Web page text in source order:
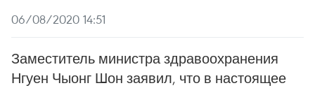
06/08/2020 14:51
Заместитель министра здравоохранения
Нгуен Чыонг Шон заявил, что в настоящее